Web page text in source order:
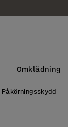
Omklädning
Påkörningsskydd